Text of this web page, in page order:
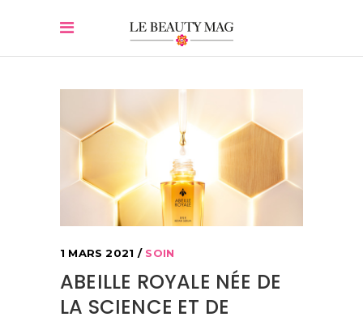
1 MARS 2021 SOIN
ABEILLE ROYALE NÉE DE
LA SCIENCE ET DE